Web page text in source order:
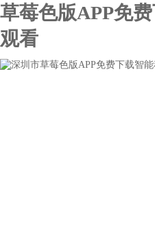
草莓色版APP免
观看